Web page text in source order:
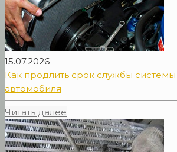
15.07.2026
Как продлить срок службы
автомобиля
Читать далее